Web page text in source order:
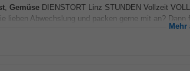
, Gemüse DIENSTORT Linz STUNDEN Vollzeit
lieben Abwechslung und packen gerne mit an? Dann
Mehr